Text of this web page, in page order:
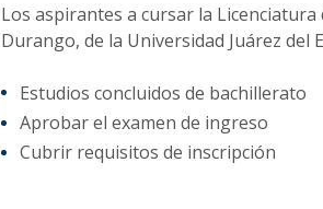
Los aspirantes a cursar la
Durango, de la Universidad Juárez
Estudios concluidos de bachillerato
Aprobar el examen de ingreso
Cubrir requisitos de inscripción